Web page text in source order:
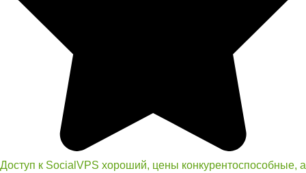
Доступ к SocialVPS хороший, цены конкурентоспособные, а